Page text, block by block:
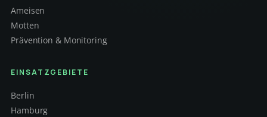
Ameisen
Motten
Prävention & Monitoring
EINSATZGEBIETE
Berlin
Hamburg